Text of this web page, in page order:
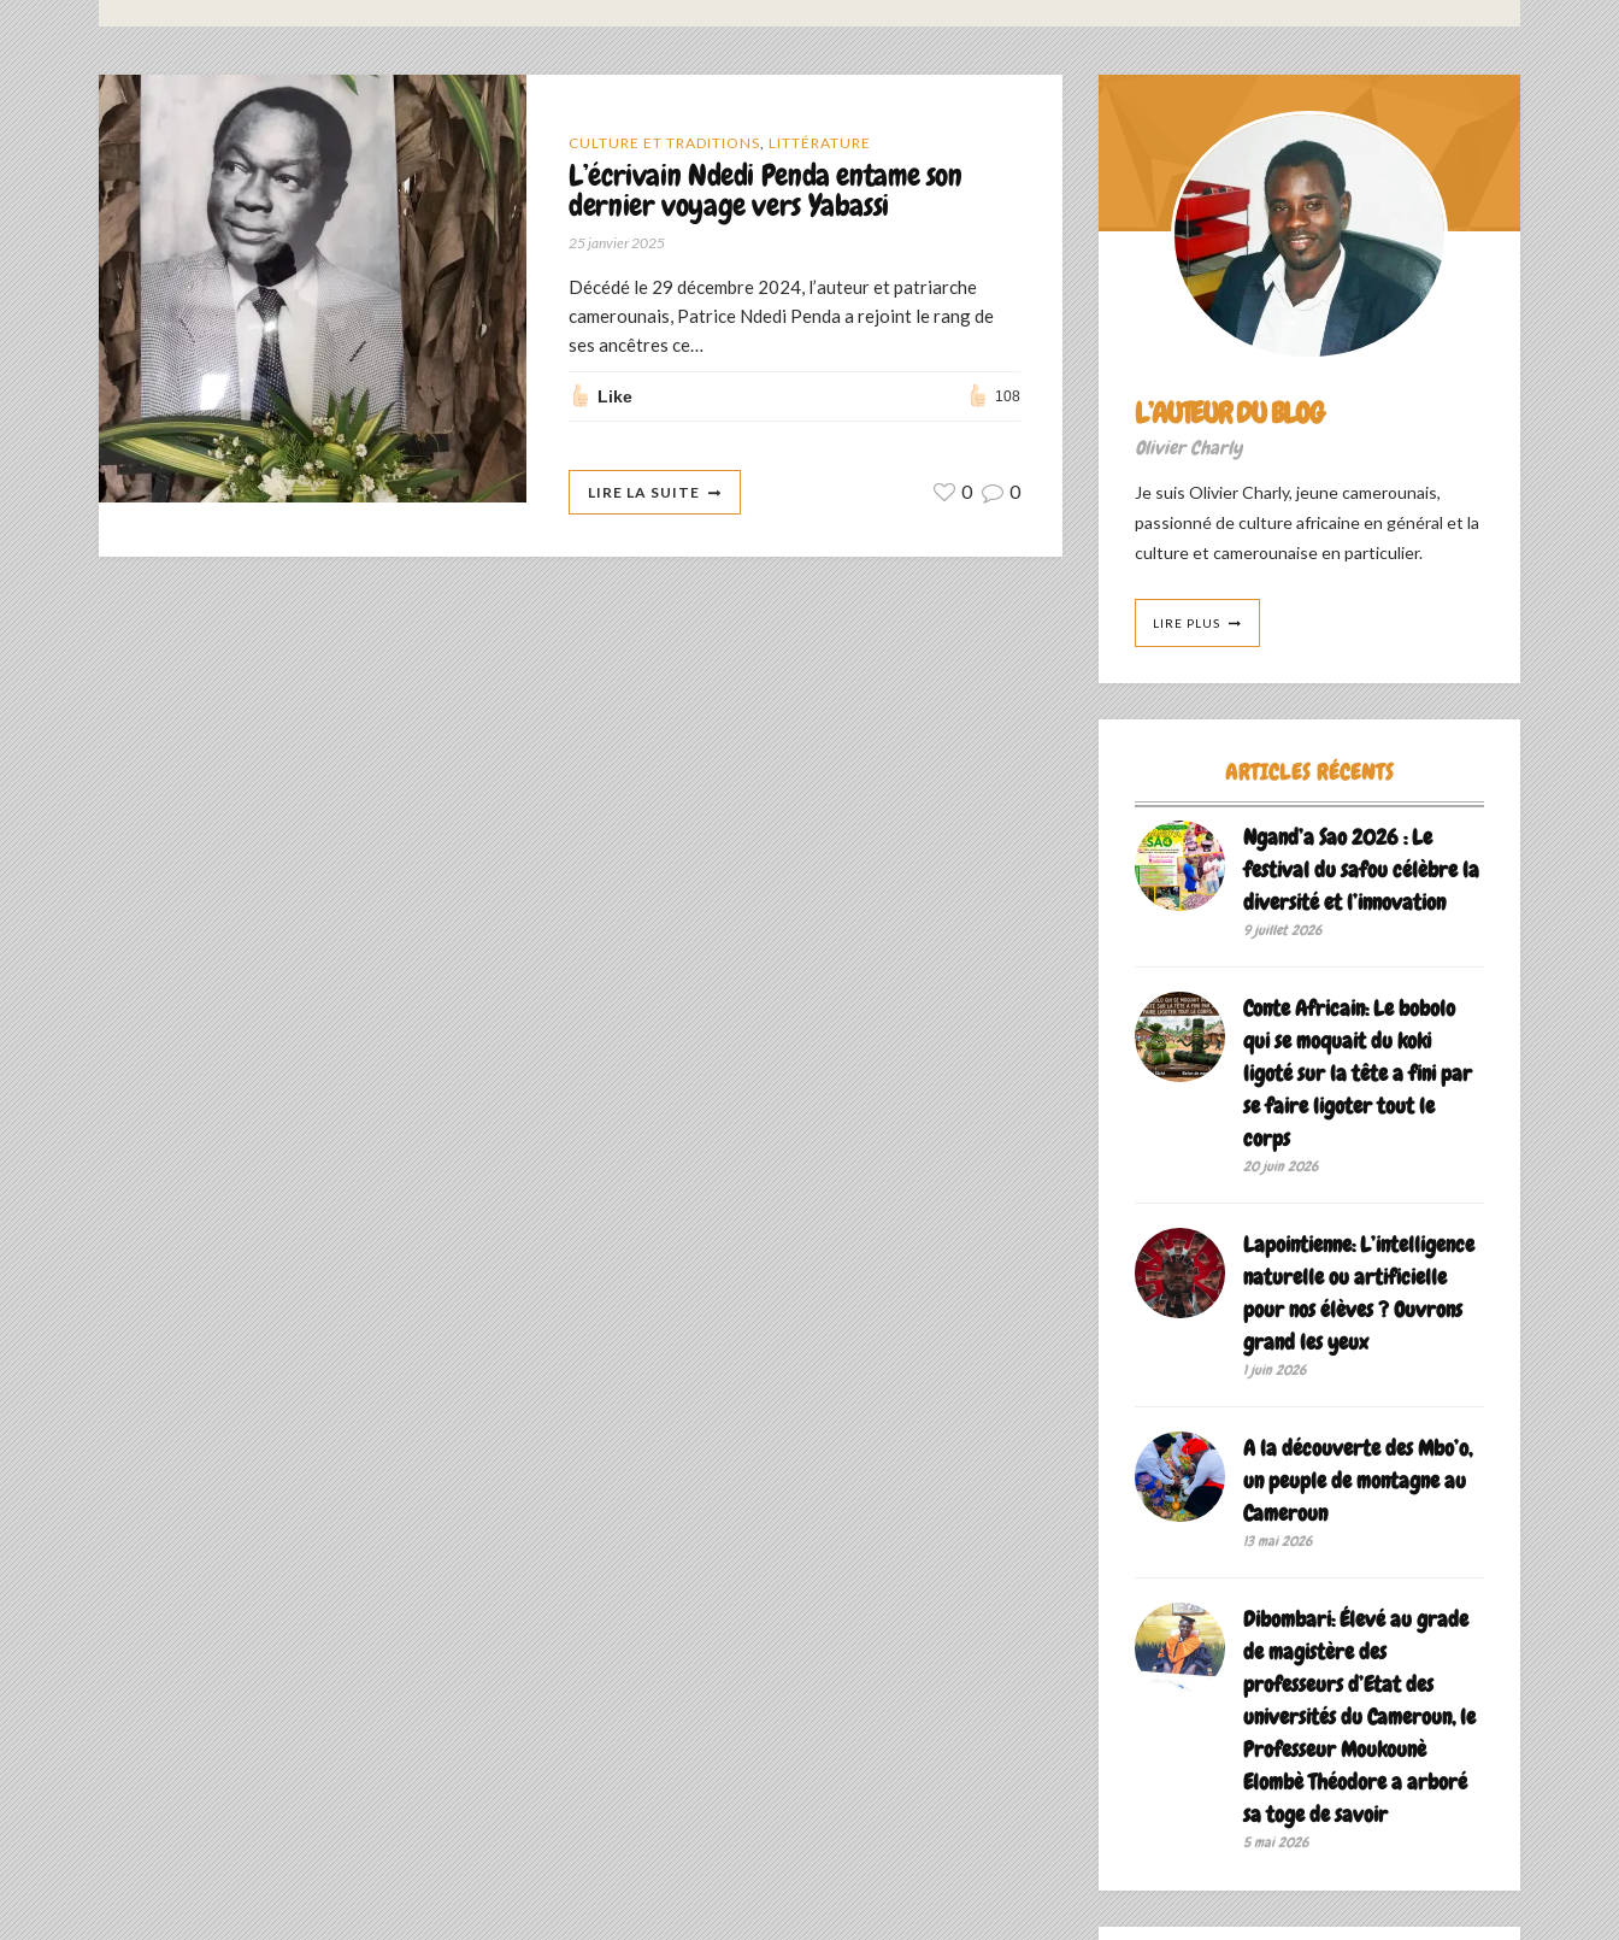
CULTURE ET TRADITIONS, LITTÉRATURE
L’écrivain Ndedi Penda entame son
dernier voyage vers Yabassi
25 janvier 2025
Décédé le 29 décembre 2024, l’auteur et patriarche
camerounais, Patrice Ndedi Penda a rejoint le rang de
ses ancêtres ce…
Like 108
LIRE LA SUITE 0 0
L’AUTEUR DU BLOG
Olivier Charly
Je suis Olivier Charly, jeune camerounais,
passionné de culture africaine en général et la
culture et camerounaise en particulier.
LIRE PLUS
ARTICLES RÉCENTS
Ngand’a Sao 2026 : Le
festival du safou célèbre la
diversité et l’innovation
9 juillet 2026
Conte Africain: Le bobolo
qui se moquait du koki
ligoté sur la tête a fini par
se faire ligoter tout le
corps
20 juin 2026
Lapointienne: L’intelligence
naturelle ou artificielle
pour nos élèves ? Ouvrons
grand les yeux
1 juin 2026
A la découverte des Mbo’o,
un peuple de montagne au
Cameroun
13 mai 2026
Dibombari: Élevé au grade
de magistère des
professeurs d’Etat des
universités du Cameroun, le
Professeur Moukounè
Elombè Théodore a arboré
sa toge de savoir ‎
5 mai 2026